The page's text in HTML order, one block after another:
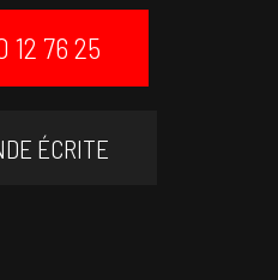
12 76 25
ÉCRITE